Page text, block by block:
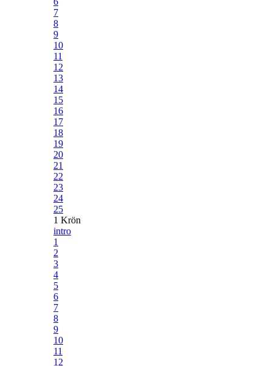
7
8
9
10
11
12
13
14
15
16
17
18
19
20
21
22
23
24
25
1 Krön
intro
1
2
3
4
5
6
7
8
9
10
11
12